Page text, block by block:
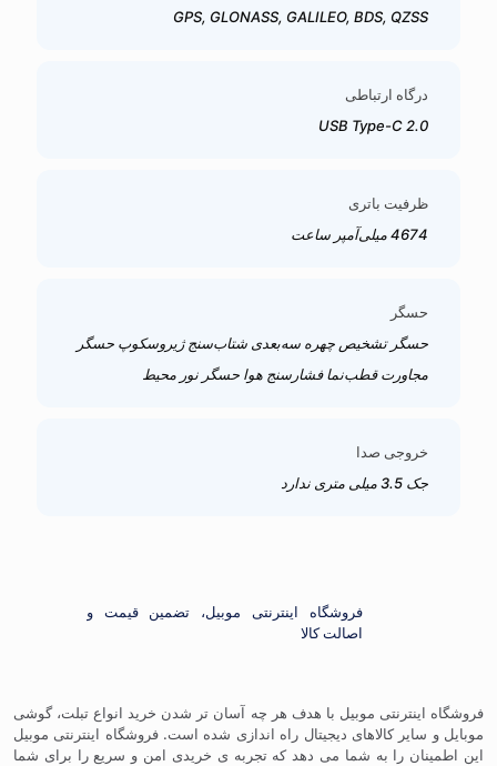
GPS, GLONASS, GALILEO, BDS, QZSS
درگاه ارتباطی
USB Type-C 2.0
ظرفیت باتری
4674 میلی‌آمپر ساعت
حسگر
حسگر تشخیص چهره سه‌بعدی شتاب‌سنج ژیروسکوپ حسگر
مجاورت قطب‌نما فشارسنج هوا حسگر نور محیط
خروجی صدا
جک 3.5 میلی متری ندارد
فروشگاه اینترنتی موبیل، تضمین قیمت و
اصالت کالا
فروشگاه اینترنتی موبیل با هدف هر چه آسان تر شدن خرید انواع تبلت، گوشی
موبایل و سایر کالاهای دیجیتال راه اندازی شده است. فروشگاه اینترنتی موبیل
این اطمینان را به شما می دهد که تجربه ی خریدی امن و سریع را برای شما